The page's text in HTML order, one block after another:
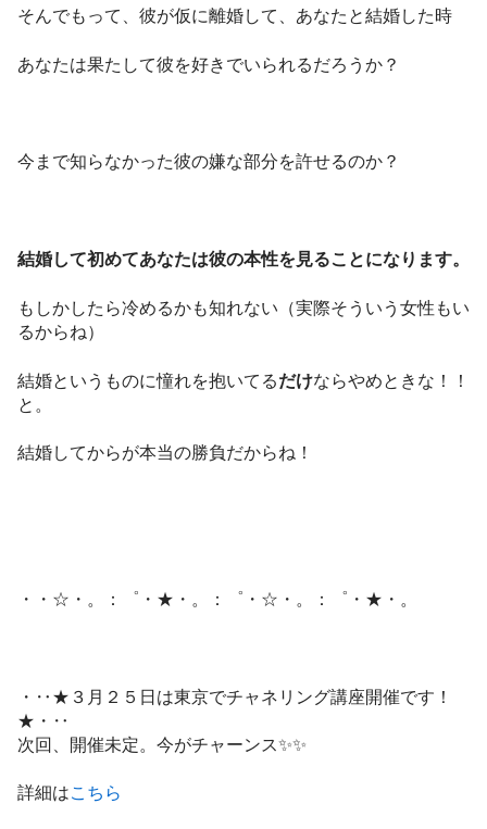
そんでもって、彼が仮に離婚して、あなたと結婚した時
あなたは果たして彼を好きでいられるだろうか？
今まで知らなかった彼の嫌な部分を許せるのか？
結婚して初めてあなたは彼の本性を見ることになります。
もしかしたら冷めるかも知れない（実際そういう女性もい
るからね）
結婚というものに憧れを抱いてるだけならやめときな！！
と。
結婚してからが本当の勝負だからね！
・・☆・。：゜・★・。：゜・☆・。：゜・★・。
・‥★３月２５日は東京でチャネリング講座開催です！
★・‥
次回、開催未定。今がチャーンス✨✨
詳細はこちら